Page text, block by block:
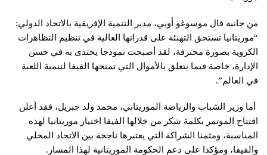
من جانبه قال موسوغو أوبي، مدير التنمية الإفريقية بالاتحاد الدولي:
“موريتانيا تستحق التهنئة على قدراتها العالية في تنظيم التظاهرات
الكروية بصورة محترفة، لقد أصبحت نموذجا يحتذى به في حسن
الإدارة، خاصة فيما يتعلق بالأموال التي تمنحها الفيفا لتنمية اللعبة
في العالم”.
أما وزير الشباب والرياضة الموريتاني، محمد ولد جبريل، فقد أعلن
افتتاح الموتمر بكلمة شكر من خلالها الفيفا اختيار موريتانيا لهذه
المناسبة، ومثمنا الشراكة التي يعتبرها ناجحة بين الاتحاد المحلي
والفيفا، ومؤكدا على دعم الحكومة الموريتانية لهذا المسار.